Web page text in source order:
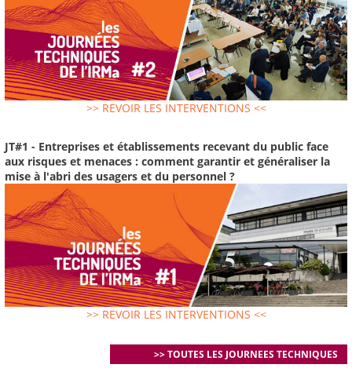
>> REVOIR LES INTERVENTIONS <<
JT#1 - Entreprises et établissements recevant du public face
aux risques et menaces : comment garantir et généraliser la
mise à l'abri des usagers et du personnel ?
>> REVOIR LES INTERVENTIONS <<
>> TOUTES LES JOURNEES TECHNIQUES